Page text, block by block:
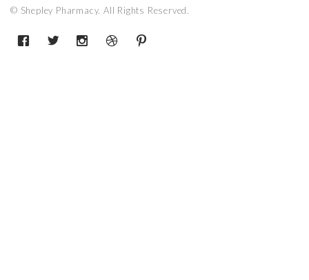
© Shepley Pharmacy. All Rights Reserved.